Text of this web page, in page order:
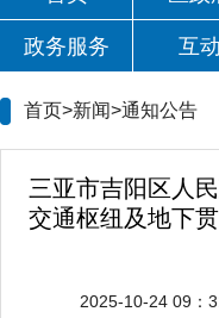
政务服务 互动
首页>新闻>通知公告
三亚市吉阳区人
交通枢纽及地下
2025-10-24 09：